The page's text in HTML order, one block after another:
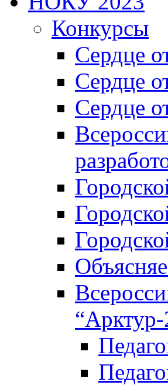
Конкурсы
Сердце
Сердце
Сердце